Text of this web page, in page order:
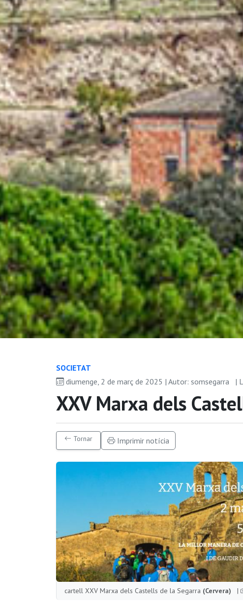
SOCIETAT
diumenge, 2 de març de 2025 | Autor: somsegarra
|
XXV Marxa dels
Tornar Imprimir notícia
cartell XXV Marxa dels Castells de la Segarra (Cervera) |